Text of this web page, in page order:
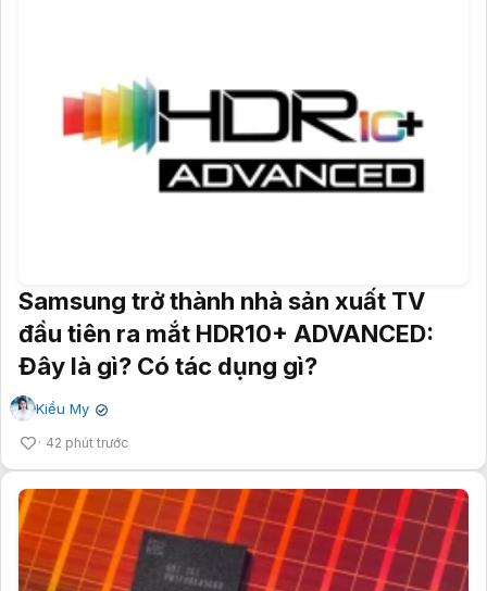
Samsung trở thành nhà sản xuất TV
đầu tiên ra mắt HDR10+ ADVANCED:
Đây là gì? Có tác dụng gì?
Kiều My ✔
42 phút trước